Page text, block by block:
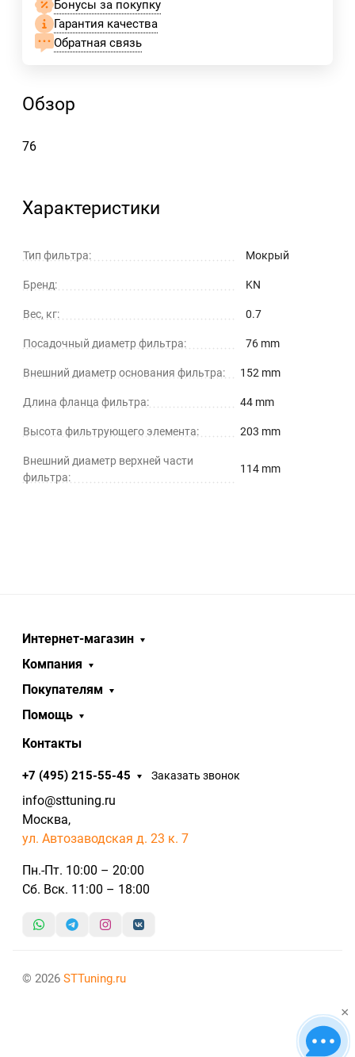
Бонусы за покупку
Гарантия качества
Обратная связь
Обзор
76
Характеристики
Тип фильтра: Мокрый
Бренд: KN
Вес, кг: 0.7
Посадочный диаметр фильтра: 76 mm
Внешний диаметр основания фильтра: 152 mm
Длина фланца фильтра: 44 mm
Высота фильтрующего элемента: 203 mm
Внешний диаметр верхней части
фильтра:
114 mm
Интернет-магазин
Компания
Покупателям
Помощь
Контакты
+7 (495) 215-55-45 Заказать звонок
info@sttuning.ru
Москва,
ул. Автозаводская д. 23 к. 7
Пн.-Пт. 10:00 – 20:00
Сб. Вск. 11:00 – 18:00
© 2026 STTuning.ru
×